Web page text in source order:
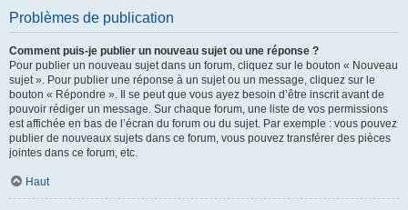
Problèmes de publication
Comment puis-je publier un nouveau sujet ou une réponse ?
Pour publier un nouveau sujet dans un forum, cliquez sur le bouton « Nouveau
sujet ». Pour publier une réponse à un sujet ou un message, cliquez sur le
bouton « Répondre ». Il se peut que vous ayez besoin d’être inscrit avant de
pouvoir rédiger un message. Sur chaque forum, une liste de vos permissions
est affichée en bas de l’écran du forum ou du sujet. Par exemple : vous pouvez
publier de nouveaux sujets dans ce forum, vous pouvez transférer des pièces
jointes dans ce forum, etc.
Haut